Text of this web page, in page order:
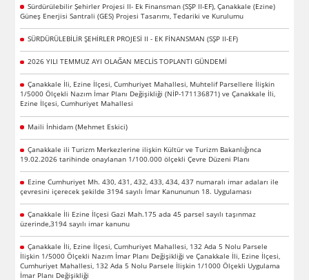
Sürdürülebilir Şehirler Projesi II- Ek Finansman (SŞP II-EF), Çanakkale (Ezine)
Güneş Enerjisi Santrali (GES) Projesi Tasarımı, Tedariki ve Kurulumu
SÜRDÜRÜLEBİLİR ŞEHİRLER PROJESİ II - EK FİNANSMAN (SŞP II-EF)
2026 YILI TEMMUZ AYI OLAĞAN MECLİS TOPLANTI GÜNDEMİ
Çanakkale İli, Ezine İlçesi, Cumhuriyet Mahallesi, Muhtelif Parsellere İlişkin
1/5000 Ölçekli Nazım İmar Planı Değişikliği (NİP-171136871) ve Çanakkale İli,
Ezine İlçesi, Cumhuriyet Mahallesi
Maili İnhidam (Mehmet Eskici)
Çanakkale ili Turizm Merkezlerine ilişkin Kültür ve Turizm Bakanlığınca
19.02.2026 tarihinde onaylanan 1/100.000 ölçekli Çevre Düzeni Planı
Ezine Cumhuriyet Mh. 430, 431, 432, 433, 434, 437 numaralı imar adaları ile
çevresini içerecek şekilde 3194 sayılı İmar Kanununun 18. Uygulaması
Çanakkale İli Ezine İlçesi Gazi Mah.175 ada 45 parsel sayılı taşınmaz
üzerinde,3194 sayılı imar kanunu
Çanakkale İli, Ezine İlçesi, Cumhuriyet Mahallesi, 132 Ada 5 Nolu Parsele
İlişkin 1/5000 Ölçekli Nazım İmar Planı Değişikliği ve Çanakkale İli, Ezine İlçesi,
Cumhuriyet Mahallesi, 132 Ada 5 Nolu Parsele İlişkin 1/1000 Ölçekli Uygulama
İmar Planı Değişikliği